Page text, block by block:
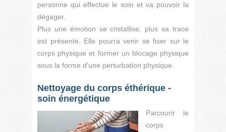
personne qui effectue le soin et va pouvoir la
dégager.
Plus une émotion se cristallise, plus sa trace
est présente. Elle pourra venir se fixer sur le
corps physique et former un blocage physique
sous la forme d’une perturbation physique.
Nettoyage du corps éthérique -
soin énergétique
Parcourir le
corps